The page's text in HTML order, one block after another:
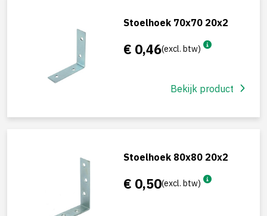
Stoelhoek 70x70 20x2
€ 0,46(excl. btw)
Bekijk product
Stoelhoek 80x80 20x2
€ 0,50(excl. btw)